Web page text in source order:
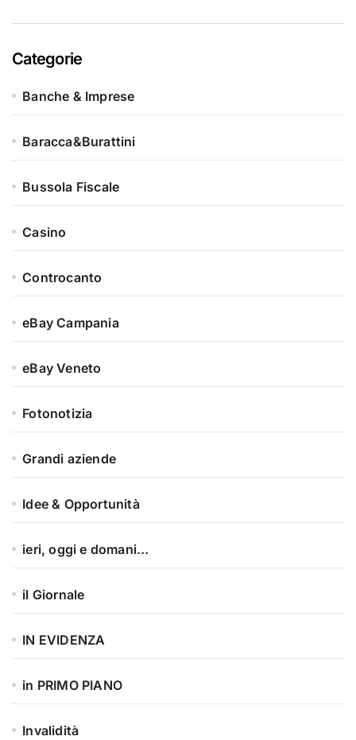
Categorie
Banche & Imprese
Baracca&Burattini
Bussola Fiscale
Casino
Controcanto
eBay Campania
eBay Veneto
Fotonotizia
Grandi aziende
Idee & Opportunità
ieri, oggi e domani…
il Giornale
IN EVIDENZA
in PRIMO PIANO
Invalidità